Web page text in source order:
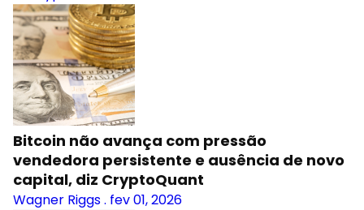
Bitcoin não avança com pressão
vendedora persistente e ausência de novo
capital, diz CryptoQuant
Wagner Riggs. fev 01, 2026